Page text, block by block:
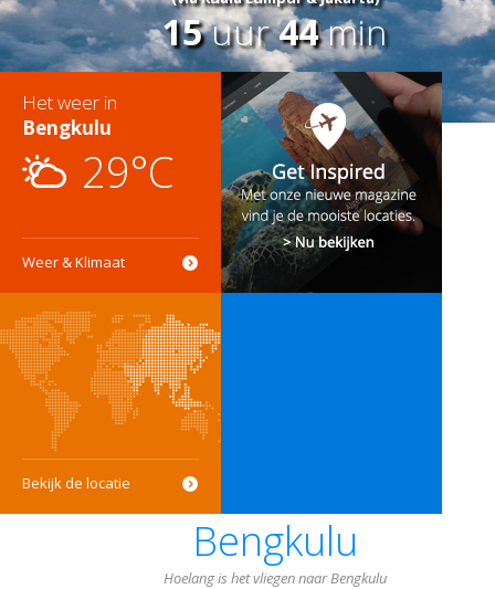
15uur44min
Het weer in
Bengkulu
29°C
Weer & Klimaat
Bekijk de locatie
Bengkulu
Hoelang is het vliegen naar Bengkulu